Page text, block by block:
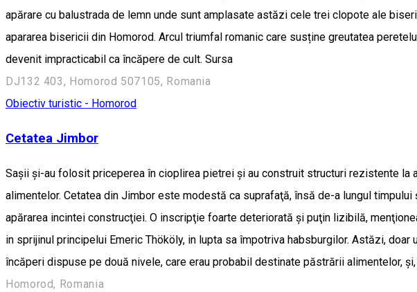
apărare cu balustrada de lemn unde sunt amplasate astăzi cele trei clopote ale
apararea bisericii din Homorod. Arcul triumfal romanic care susține greutatea
devenit impracticabil ca încăpere de cult. Sursa
DJ132 403, Homorod 507105, Romania
Obiectiv turistic - Homorod
Cetatea Jimbor
Saşii şi-au folosit priceperea în cioplirea pietrei şi au construit structuri rezistente
alimentelor. Cetatea din Jimbor este modestă ca suprafaţă, însă de-a lungul
apărarea incintei construcţiei. O inscripţie foarte deteriorată şi puţin lizibilă,
in sprijinul principelui Emeric Thököly, in lupta sa împotriva habsburgilor. Astăzi,
încăperi dispuse pe două nivele, care erau probabil destinate păstrării alimentelor,
Homorod, Romania